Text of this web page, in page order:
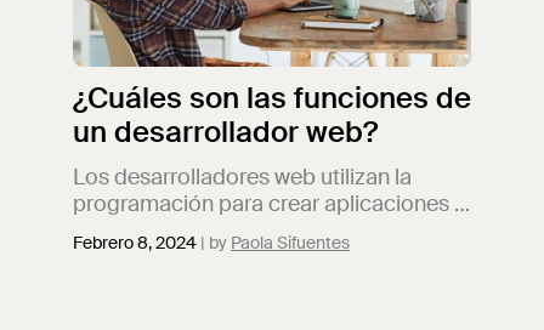
¿Cuáles son las funciones de
un desarrollador web?
Los desarrolladores web utilizan la
programación para crear aplicaciones y
sitios web que sean fáciles de usar,
intuitivas, atractivas y optimizadas.
Febrero 8, 2024 Paola Sifuentes